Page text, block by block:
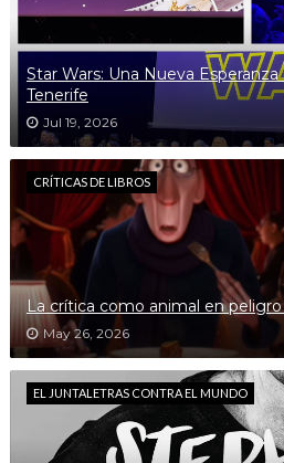
Star Wars: Una Nueva
Tenerife
Jul 19, 2026
CRÍTICAS DE LIBROS
La crítica como animal en
May 26, 2026
EL JUNTALETRAS CONTRA EL MUNDO